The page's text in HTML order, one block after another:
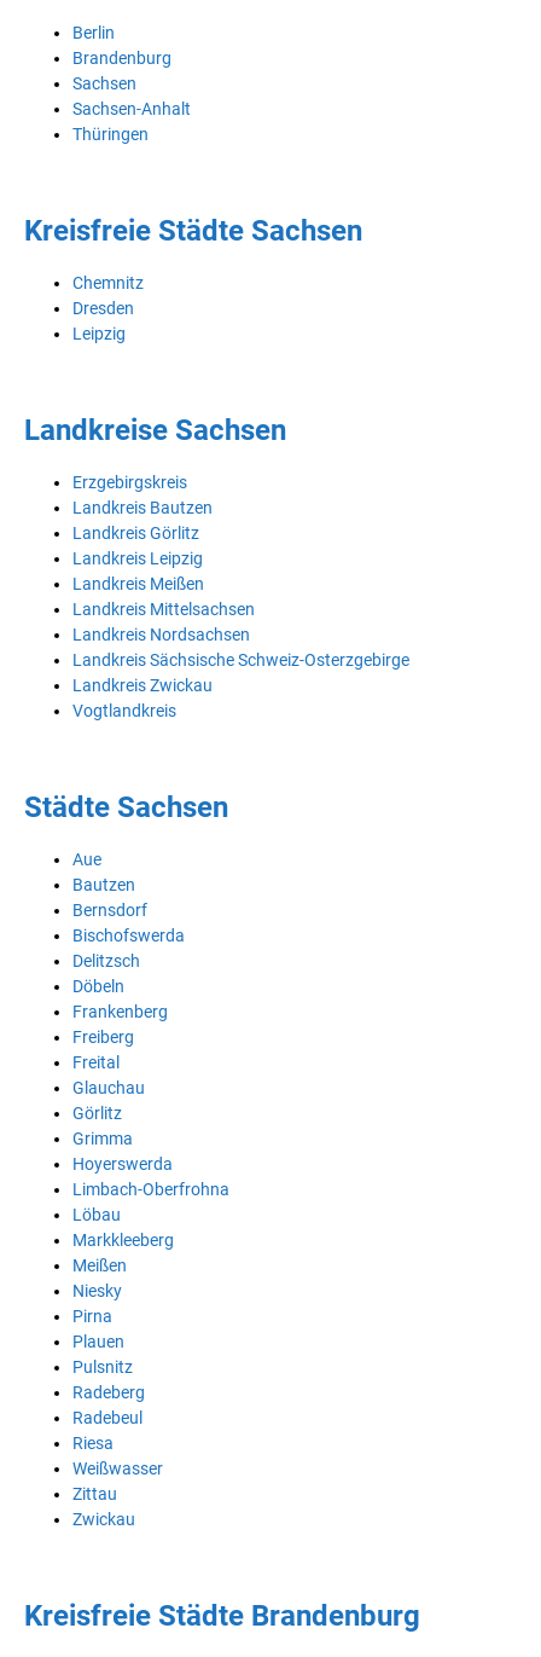
Berlin
Brandenburg
Sachsen
Sachsen-Anhalt
Thüringen
Kreisfreie Städte Sachsen
Chemnitz
Dresden
Leipzig
Landkreise Sachsen
Erzgebirgskreis
Landkreis Bautzen
Landkreis Görlitz
Landkreis Leipzig
Landkreis Meißen
Landkreis Mittelsachsen
Landkreis Nordsachsen
Landkreis Sächsische Schweiz-Osterzgebirge
Landkreis Zwickau
Vogtlandkreis
Städte Sachsen
Aue
Bautzen
Bernsdorf
Bischofswerda
Delitzsch
Döbeln
Frankenberg
Freiberg
Freital
Glauchau
Görlitz
Grimma
Hoyerswerda
Limbach-Oberfrohna
Löbau
Markkleeberg
Meißen
Niesky
Pirna
Plauen
Pulsnitz
Radeberg
Radebeul
Riesa
Weißwasser
Zittau
Zwickau
Kreisfreie Städte Brandenburg